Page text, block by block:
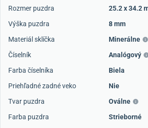
Rozmer puzdra
25.2 x 34.2
Výška puzdra
8 mm
Materiál sklíčka
Minerálne
Číselník
Analógový
Farba číselníka
Biela
Priehľadné zadné veko
Nie
Tvar puzdra
Oválne
Farba puzdra
Strieborné